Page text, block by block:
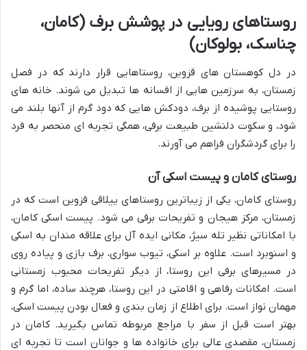
روستاهای رویایی در پوشش برف (کامان،
چناسک، بولوکان)
در دل کوهستان های قزوین، روستاهایی قرار دارند که در فصل
زمستان، به سرزمین هایی از افسانه ها تبدیل می شوند. خانه های
روستایی پوشیده از برف، دودکش هایی که دود گرم از آنها بلند می
شود، و سکوت دلنشین طبیعت برفی، همگی تجربه ای منحصر به فرد
را برای گردشگران فراهم می آورند.
روستای کامان و پیست اسکی آن
روستای کامان، یکی از زیباترین روستاهای ییلاقی قزوین است که در
زمستان، مرکز هیجان و تفریحات برفی می شود. پیست اسکی کامان،
با امکاناتی نظیر تله سیژ، مکانی ایده آل برای علاقه مندان به اسکی
و اسنوبرد است. علاوه بر اسکی، تیوب سواری، برف بازی و پیاده روی
در مسیرهای برفی این روستا، از دیگر تفریحات محبوب زمستانی
است. امکانات رفاهی و اقامتی در این روستا، هرچند ساده، اما گرم و
مهمان نواز است. برای اطلاع از زمان بندی و فعال بودن پیست اسکی،
بهتر است قبل از سفر با مراجع مربوطه تماس بگیرید. کامان در
زمستان، مقصدی عالی برای خانواده ها و جوانان است تا تجربه ای